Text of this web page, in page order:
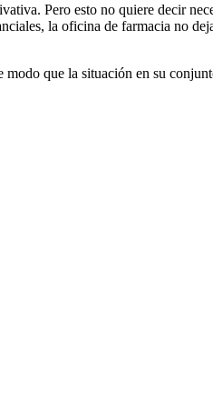
Pero esto no quiere decir
la oficina de farmacia no
que la situación en su